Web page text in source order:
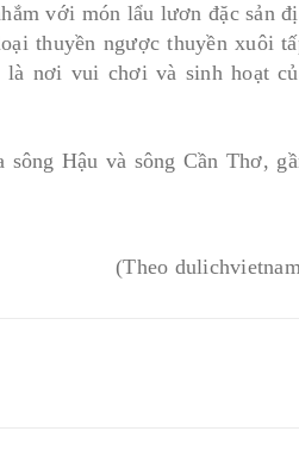
với món lẩu lươn đặc sản
thuyền ngược thuyền xuôi
nơi vui chơi và sinh hoạt
Hậu và sông Cần Thơ,
(Theo